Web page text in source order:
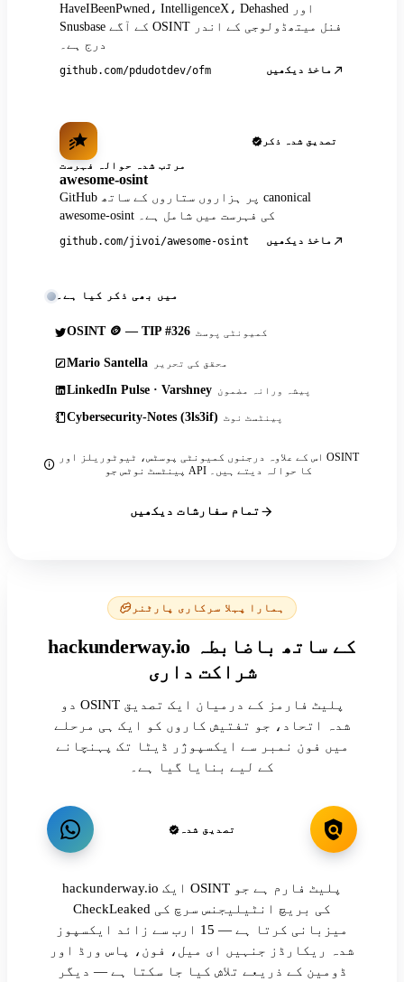
HaveIBeenPwned، IntelligenceX، Dehashed اور
Snusbase کے آگے OSINT فنل میتھڈولوجی کے اندر
درج ہے۔
github.com/pdudotdev/ofm ماخذ دیکھیں
تصدیق شدہ ذکر
مرتب شدہ حوالہ فہرست
awesome-osint
GitHub پر ہزاروں ستاروں کے ساتھ canonical
awesome-osint کی فہرست میں شامل ہے۔
github.com/jivoi/awesome-osint ماخذ دیکھیں
میں بھی ذکر کیا ہے۔
OSINT 🪙 — TIP #326 کمیونٹی پوسٹ
Mario Santella محقق کی تحریر
LinkedIn Pulse · Varshney پیشہ ورانہ مضمون
Cybersecurity-Notes (3ls3if) پینٹسٹ نوٹ
اس کے علاوہ درجنوں کمیونٹی پوسٹس، ٹیوٹوریلز اور OSINT
پینٹسٹ نوٹس جو API کا حوالہ دیتے ہیں۔
تمام سفارشات دیکھیں
ہمارا پہلا سرکاری پارٹنر
hackunderway.io کے ساتھ باضابطہ
شراکت داری
دو OSINT پلیٹ فارمز کے درمیان ایک تصدیق
شدہ اتحاد، جو تفتیش کاروں کو ایک ہی مرحلے
میں فون نمبر سے ایکسپوژر ڈیٹا تک پہنچانے
کے لیے بنایا گیا ہے۔
تصدیق شدہ
hackunderway.io ایک OSINT پلیٹ فارم ہے جو
CheckLeaked کی بریچ انٹیلیجنس سرچ کی
میزبانی کرتا ہے — 15 ارب سے زائد ایکسپوز
شدہ ریکارڈز جنہیں ای میل، فون، پاس ورڈ اور
ڈومین کے ذریعے تلاش کیا جا سکتا ہے — دیگر